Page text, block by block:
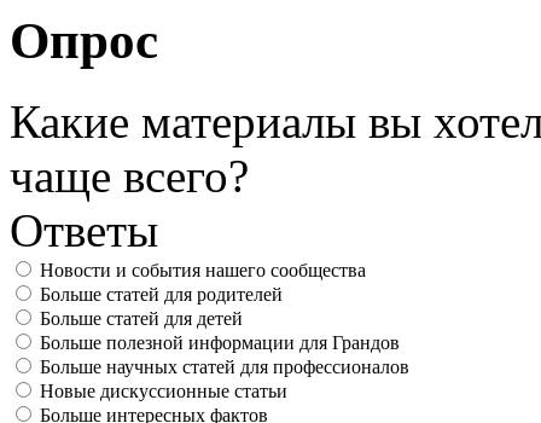
Опрос
Какие материалы вы
чаще всего?
Ответы
Новости и события нашего сообщества
Больше статей для родителей
Больше статей для детей
Больше полезной информации для Грандов
Больше научных статей для профессионалов
Новые дискуссионные статьи
Больше интересных фактов